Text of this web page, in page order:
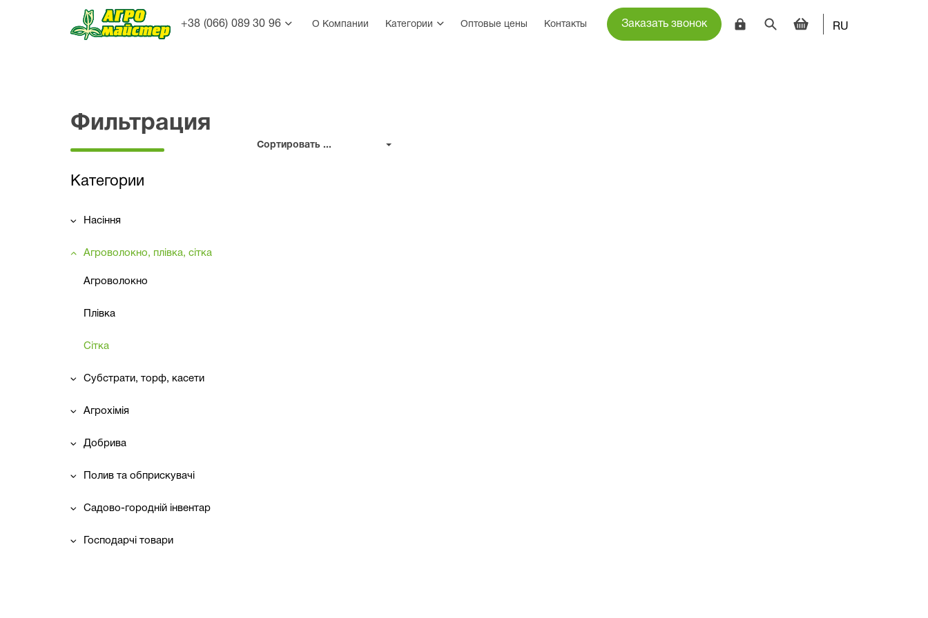
+38 (066) 089 30 96 О Компании Категории Оптовые цены Контакты Заказать звонок RU
Фильтрация
Категории
Насіння
Агроволокно, плівка, сітка
Агроволокно
Плівка
Сітка
Субстрати, торф, касети
Агрохімія
Добрива
Полив та обприскувачі
Садово-городній інвентар
Господарчі товари
Сортировать ...